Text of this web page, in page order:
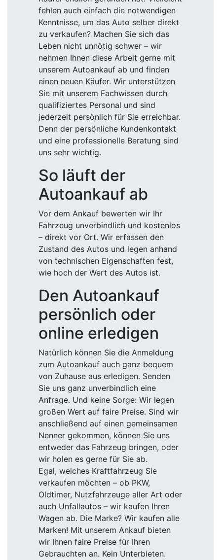
fehlen auch einfach die notwendigen
Kenntnisse, um das Auto selber direkt
zu verkaufen? Machen Sie sich das
Leben nicht unnötig schwer – wir
nehmen Ihnen diese Arbeit gerne mit
unserem Autoankauf ab und finden
einen neuen Käufer. Wir unterstützen
Sie mit unserem Fachwissen durch
qualifiziertes Personal und sind
jederzeit persönlich für Sie erreichbar.
Denn der persönliche Kundenkontakt
und eine professionelle Beratung sind
uns sehr wichtig.
So läuft der
Autoankauf ab
Vor dem Ankauf bewerten wir Ihr
Fahrzeug unverbindlich und kostenlos
– direkt vor Ort. Wir erfassen den
Zustand des Autos und legen anhand
von technischen Eigenschaften fest,
wie hoch der Wert des Autos ist.
Den Autoankauf
persönlich oder
online erledigen
Natürlich können Sie die Anmeldung
zum Autoankauf auch ganz bequem
von Zuhause aus erledigen. Senden
Sie uns ganz unverbindlich eine
Anfrage. Und keine Sorge: Wir legen
großen Wert auf faire Preise. Sind wir
anschließend auf einen gemeinsamen
Nenner gekommen, können Sie uns
entweder das Fahrzeug bringen, oder
wir holen es gerne für Sie ab.
Egal, welches Kraftfahrzeug Sie
verkaufen möchten – ob PKW,
Oldtimer, Nutzfahrzeuge aller Art oder
auch Unfallautos – wir kaufen Ihren
Wagen ab. Die Marke? Wir kaufen alle
Marken! Mit unserem Ankauf bieten
wir Ihnen faire Preise für Ihren
Gebrauchten an. Kein Unterbieten.